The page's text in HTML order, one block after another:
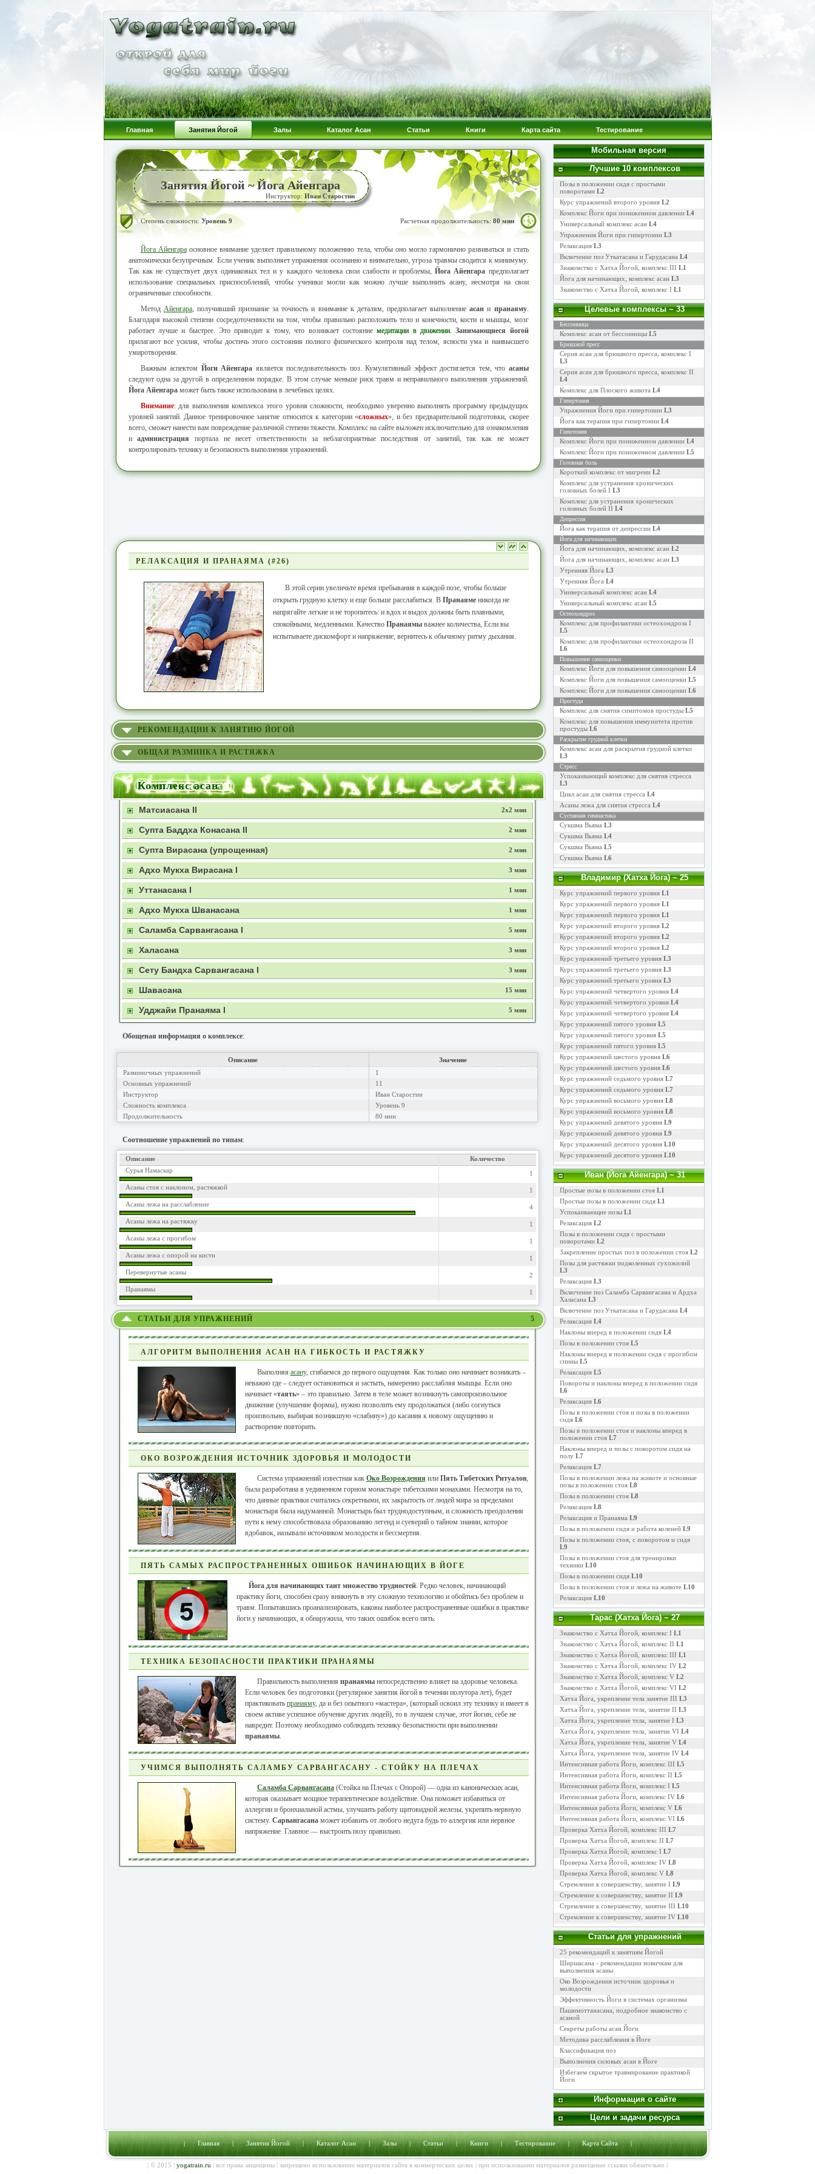
Главная Занятия Йогой Залы Каталог Асан Статьи Книги Карта сайта Тестирование
Занятия Йогой ~ Йога Айенгара
Инструктор: Иван Старостин
Степень сложности:Уровень 9 Расчетная продолжительность: 80 мин
Йога Айенгараосновное внимание уделяет правильному положению тела, чтобы оно могло гармонично развиваться и стать
анатомически безупречным. Если ученик выполняет упражнения осознанно и внимательно, угроза травмы сводится к минимуму.
Так как не существует двух одинаковых тел и у каждого человека свои слабости и проблемы,Йога Айенгара предполагает
использование специальных приспособлений, чтобы ученики могли как можно лучше выполнить асану, несмотря на свои
ограниченные способности.
Метод Айенгара, получивший признание за точность и внимание к деталям, предполагает выполнениеасан и пранаяму.
Благодаря высокой степени сосредоточенности на том, чтобы правильно расположить тело и конечности, кости и мышцы, мозг
работает лучше и быстрее. Это приводит к тому, что возникает состояниемедитации в движении.Занимающиеся йогой
прилагают все усилия, чтобы достичь этого состояния полного физического контроля над телом, ясности ума и наивысшего
умиротворения.
Важным аспектом Йоги Айенгара является последовательность поз. Кумулятивный эффект достигается тем, что асаны
следуют одна за другой в определенном порядке. В этом случае меньше риск травм и неправильного выполнения упражнений.
Йога Айенгараможет быть также использована в лечебных целях.
Внимание: для выполнения комплекса этого уровня сложности, необходимо уверенно выполнять программу предыдущих
уровней занятий. Данное тренировочное занятие относится к категории «сложных», и без предварительной подготовки, скорее
всего, сможет нанести вам повреждение различной степени тяжести. Комплекс на сайте выложен исключительно для ознакомления
иадминистрация портала не несет ответственности за неблагоприятные последствия от занятий, так как не может
контролировать технику и безопасность выполнения упражнений.
РЕЛАКСАЦИЯ И ПРАНАЯМА (#26)
В этой серии увеличьте время пребывания в каждой позе, чтобы больше
открыть грудную клетку и еще больше расслабиться. В Пранаяменикогда не
напрягайте легкие и не торопитесь: и вдох и выдох должны быть плавными,
спокойными, медленными. Качество Пранаямыважнее количества, Если вы
испытываете дискомфорт и напряжение, вернитесь к обычному ритму дыхания.
РЕКОМЕНДАЦИИ К ЗАНЯТИЮ ЙОГОЙ
ОБЩАЯ РАЗМИНКА И РАСТЯЖКА
Комплекс асан
Матсиасана II 2x2 мин
Супта Баддха Конасана II 2 мин
Супта Вирасана (упрощенная) 2 мин
Адхо Мукха Вирасана I 3 мин
Уттанасана I 1 мин
Адхо Мукха Шванасана 1 мин
Саламба Сарвангасана I 5 мин
Халасана 3 мин
Сету Бандха Сарвангасана I 3 мин
Шавасана 15 мин
Удджайи Пранаяма I 5 мин
Обощеная информация о комплексе:
Описание
Значение
Разминочных упражнений
1
Основных упражнений
11
Инструктор
Иван Старостин
Сложность комплекса
Уровень 9
Продолжительность
80 мин
Соотношение упражнений по типам:
Описание
Количество
Сурья Намаскар
1
Асаны стоя с наклоном, растяжкой
1
Асаны лежа на расслабление
4
Асаны лежа на растяжку
1
Асаны лежа с прогибом
1
Асаны лежа с опорой на кисти
1
Перевернутые асаны
2
Пранаямы
1
СТАТЬИ ДЛЯ УПРАЖНЕНИЙ 5
АЛГОРИТМ ВЫПОЛНЕНИЯ АСАН НА ГИБКОСТЬ И РАСТЯЖКУ
Выполняя асану, сгибаемся до первого ощущения. Как только оно начинает возникать –
неважно где – следует остановиться и застыть, намеренно расслабляя мышцы. Если оно
начинает «таять» – это правильно. Затем в теле может возникнуть самопроизвольное
движение (улучшение формы), нужно позволить ему продолжаться (либо согнуться
произвольно, выбирая возникшую «слабину») до касания к новому ощущению и
растворение повторить.
ОКО ВОЗРОЖДЕНИЯ ИСТОЧНИК ЗДОРОВЬЯ И МОЛОДОСТИ
Система упражнений известная как Око Возрождения или Пять Тибетских Ритуалов,
была разработана в уединенном горном монастыре тибетскими монахами. Несмотря на то,
что данные практики считались секретными, их закрытость от людей мира за пределами
монастыря была надуманной. Монастырь был труднодоступным, и сложность преодоления
пути к нему способствовала образованию легенд и суеверий о тайном знании, которое
вдобавок, называли источником молодости и бессмертия.
ПЯТЬ САМЫХ РАСПРОСТРАНЕННЫХ ОШИБОК НАЧИНАЮЩИХ В ЙОГЕ
Йога для начинающих таит множество трудностей. Редко человек, начинающий
практику йоги, способен сразу вникнуть в эту сложную технологию и обойтись без проблем и
травм. Попытавшись проанализировать, каковы наиболее распространенные ошибки в практике
йоги у начинающих, я обнаружила, что таких ошибок всего пять.
ТЕХНИКА БЕЗОПАСНОСТИ ПРАКТИКИ ПРАНАЯМЫ
Правильность выполнения пранаямынепосредственно влияет на здоровье человека.
Если человек без подготовки (регулярное занятия йогой в течении полутора лет), будет
практиковать пранаяму, да и без опытного «мастера», (который освоил эту технику и имеет в
своем активе успешное обучение других людей), то в лучшем случае, этот йогин, себе не
навредит. Поэтому необходимо соблюдать технику безопастности при выполнении
пранаямы.
УЧИМСЯ ВЫПОЛНЯТЬ САЛАМБУ САРВАНГАСАНУ - СТОЙКУ НА ПЛЕЧАХ
Саламба Сарвангасана(Стойка на Плечах с Опорой) — одна из канонических асан,
которая оказывает мощное терапевтическое воздействие. Она поможет избавиться от
аллергии и бронхиальной астмы, улучшить работу щитовидной железы, укрепить нервную
систему. Сарвангасанаможет избавить от любого недуга будь то аллергия или нервное
напряжение. Главное — выстроить позу правильно.
Мобильная версия
Лучшие 10 комплексов
Позы в положении сидя с простыми
поворотами L2
Курс упражнений второго уровня L2
Комплекс Йоги при пониженном давлении L4
Универсальный комплекс асан L4
Упражнения Йоги при гипертонии L3
Релаксация L3
Включение поз Уткатасана и Гарудасана L4
Знакомство с Хатха Йогой, комплекс III L1
Йога для начинающих, комплекс асан L3
Знакомство с Хатха Йогой, комплекс I L1
Целевые комплексы~ 33
Бессонница
Комплекс асан от бессонницы L5
Брюшной пресс
Серия асан для брюшного пресса, комплекс I
L3
Серия асан для брюшного пресса, комплекс II
L4
Комплекс для Плоского живота L4
Гипертония
Упражнения Йоги при гипертонии L3
Йога как терапия при гипертонии L4
Гипотония
Комплекс Йоги при пониженном давлении L4
Комплекс Йоги при пониженном давлении L5
Головная боль
Короткий комплекс от мигрени L2
Комплекс для устранения хронических
головных болей I L3
Комплекс для устранения хронических
головных болей II L4
Депрессия
Йога как терапия от депрессии L4
Йога для начинающих
Йога для начинающих, комплекс асан L2
Йога для начинающих, комплекс асан L3
Утренняя Йога L3
Утренняя Йога L4
Универсальный комплекс асан L4
Универсальный комплекс асан L5
Остеохондроз
Комплекс для профилактики остеохондроза I
L5
Комплекс для профилактики остеохондроза II
L6
Повышение самооценки
Комплекс Йоги для повышения самооценки L4
Комплекс Йоги для повышения самооценки L5
Комплекс Йоги для повышения самооценки L6
Простуда
Комплекс для снятия симптомов простуды L5
Комплекс для повышения иммунитета против
простуды L6
Раскрытие грудной клетки
Комплекс асан для раскрытия грудной клетки
L3
Стресс
Успокаивающий комплекс для снятия стресса
L3
Цикл асан для снятия стресса L4
Асаны лежа для снятия стресса L4
Суставная гимнастика
Сукшма Вьяма L3
Сукшма Вьяма L4
Сукшма Вьяма L5
Сукшма Вьяма L6
Владимир (Хатха Йога)~ 25
Курс упражнений первого уровня L1
Курс упражнений первого уровня L1
Курс упражнений первого уровня L1
Курс упражнений второго уровня L2
Курс упражнений второго уровня L2
Курс упражнений второго уровня L2
Курс упражнений третьего уровня L3
Курс упражнений третьего уровня L3
Курс упражнений третьего уровня L3
Курс упражнений четвертого уровня L4
Курс упражнений четвертого уровня L4
Курс упражнений четвертого уровня L4
Курс упражнений пятого уровня L5
Курс упражнений пятого уровня L5
Курс упражнений пятого уровня L5
Курс упражнений шестого уровня L6
Курс упражнений шестого уровня L6
Курс упражнений седьмого уровня L7
Курс упражнений седьмого уровня L7
Курс упражнений восьмого уровня L8
Курс упражнений восьмого уровня L8
Курс упражнений девятого уровня L9
Курс упражнений девятого уровня L9
Курс упражнений десятого уровня L10
Курс упражнений десятого уровня L10
Иван (Йога Айенгара)~ 31
Простые позы в положении стоя L1
Простые позы в положении сидя L1
Успокаивающие позы L1
Релаксация L2
Позы в положении сидя с простыми
поворотами L2
Закрепление простых поз в положении стоя L2
Позы для растяжки подколенных сухожилий
L3
Релаксация L3
Включение поз Саламба Сарвангасана и Ардха
Халасана L3
Включение поз Уткатасана и Гарудасана L4
Релаксация L4
Наклоны вперед в положении сидя L4
Позы в положении стоя L5
Наклоны вперед в положении сидя с прогибом
спины L5
Релаксация L5
Повороты и наклоны вперед в положении сидя
L6
Релаксация L6
Позы в положении стоя и позы в положении
сидя L6
Позы в положении стоя и наклоны вперед в
положении стоя L7
Наклоны вперед и позы с поворотом сидя на
полу L7
Релаксация L7
Позы в положении лежа на животе и основные
позы в положении стоя L8
Позы в положении стоя L8
Релаксация L8
Релаксация и Пранаяма L9
Позы в положении сидя и работа коленей L9
Позы в положении стоя, с поворотом и сидя
L9
Позы в положении стоя для тренировки
техники L10
Позы в положении сидя L10
Позы в положении стоя и лежа на животе L10
Релаксация L10
Тарас (Хатха Йога)~ 27
Знакомство с Хатха Йогой, комплекс I L1
Знакомство с Хатха Йогой, комплекс II L1
Знакомство с Хатха Йогой, комплекс III L1
Знакомство с Хатха Йогой, комплекс IV L2
Знакомство с Хатха Йогой, комплекс V L2
Знакомство с Хатха Йогой, комплекс VI L2
Хатха Йога, укрепление тела занятие III L3
Хатха Йога, укрепление тела, занятие II L3
Хатха Йога, укрепление тела, занятие I L3
Хатха Йога, укрепление тела, занятие VI L4
Хатха Йога, укрепление тела, занятие V L4
Хатха Йога, укрепление тела, занятие IV L4
Интенсивная работа Йоги, комплекс III L5
Интенсивная работа Йоги, комплекс II L5
Интенсивная работа Йоги, комплекс I L5
Интенсивная работа Йоги, комплекс IV L6
Интенсивная работа Йоги, комплекс V L6
Интенсивная работа Йоги, комплекс VI L6
Проверка Хатха Йогой, комплекс III L7
Проверка Хатха Йогой, комплекс II L7
Проверка Хатха Йогой, комплекс I L7
Проверка Хатха Йогой, комплекс IV L8
Проверка Хатха Йогой, комплекс V L8
Стремление к совершенству, занятие I L9
Стремление к совершенству, занятие II L9
Стремление к совершенству, занятие III L10
Стремление к совершенству, занятие IV L10
Статьи для упражнений
25 рекомендаций к занятиям Йогой
Ширшасана - рекомендации новичкам для
выполнения асаны
Око Возрождения источник здоровья и
молодости
Эффективность Йоги в системах организма
Пашимоттанасана, подробное знакомство с
асаной
Секреты работы асан Йоги
Методика расслабления в Йоге
Классификация поз
Выполнения силовых асан в Йоге
Избегаем скрытое травмирование практикой
Йоги
Информация о сайте
Цели и задачи ресурса
|Главная|Занятия Йогой|Каталог Асан|Залы|Статьи|Книги|Тестирование|Карта Сайта|
| © 2015 | yogatrain.ru | все права защищены | запрещено использование материалов сайта в коммерческих целях | при использовании материалов размещение ссылки обязательно |